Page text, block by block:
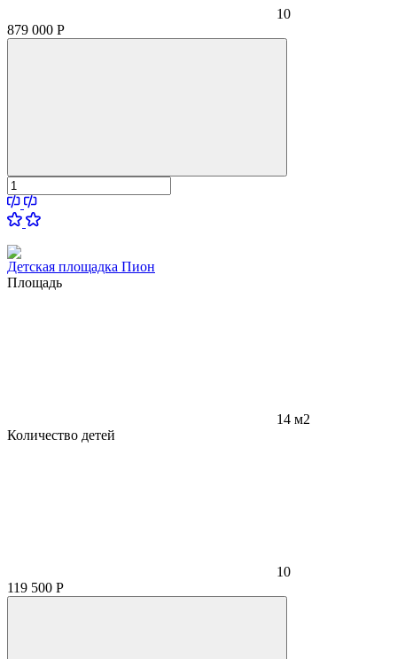
10
879 000 Р
Детская площадка Пион
Площадь
14 м2
Количество детей
10
119 500 Р